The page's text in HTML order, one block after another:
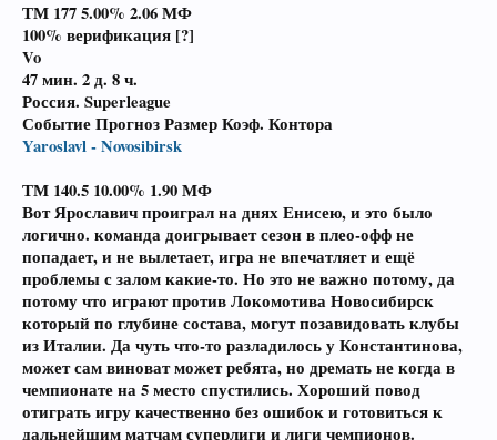
ТМ 177 5.00% 2.06МФ
100% верификация [?]
Vo
47 мин. 2 д. 8 ч.
Россия. Superleague
Событие Прогноз Размер Коэф. Контора
Yaroslavl - Novosibirsk
ТМ 140.5 10.00% 1.90МФ
Вот Ярославич проиграл на днях Енисею, и это было
логично. команда доигрывает сезон в плео-офф не
попадает, и не вылетает, игра не впечатляет и ещё
проблемы с залом какие-то. Но это не важно потому, да
потому что играют против Локомотива Новосибирск
который по глубине состава, могут позавидовать клубы
из Италии. Да чуть что-то разладилось у Константинова,
может сам виноват может ребята, но дремать не когда в
чемпионате на 5 место спустились. Хороший повод
отиграть игру качественно без ошибок и готовиться к
дальнейшим матчам суперлиги и лиги чемпионов.